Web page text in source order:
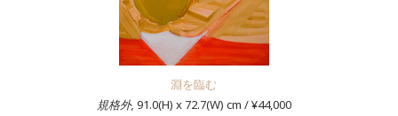
淵を臨む
規格外, 91.0(H) x 72.7(W) cm / ¥44,000